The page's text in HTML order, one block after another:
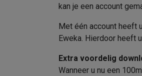
kan je een account
Met één account heeft
Eweka. Hierdoor heeft
Extra voordelig
Wanneer u nu een